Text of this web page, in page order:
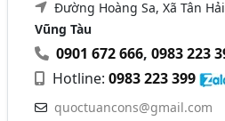
Đường Hoàng Sa, Xã Tân
Vũng Tàu
0901 672 666,0983 223
Hotline:0983 223 399
quoctuancons@gmail.com